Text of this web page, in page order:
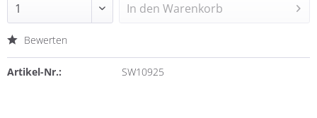
In den Warenkorb
Bewerten
Artikel-Nr.: SW10925